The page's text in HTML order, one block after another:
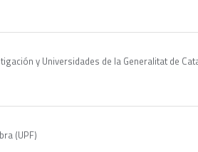
y Universidades de la Generalitat de
(UPF)